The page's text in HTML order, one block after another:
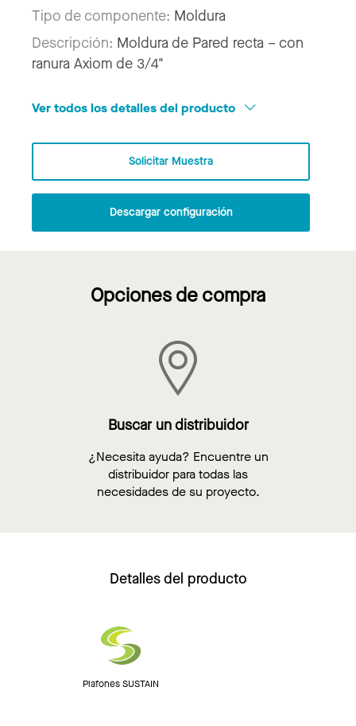
Tipo de componente: Moldura
Descripción: Moldura de Pared recta – con
ranura Axiom de 3/4"
Ver todos los detalles del producto
Solicitar Muestra
Descargar configuración
Opciones de compra
Buscar un distribuidor
¿Necesita ayuda? Encuentre un
distribuidor para todas las
necesidades de su proyecto.
Detalles del producto
Plafones SUSTAIN